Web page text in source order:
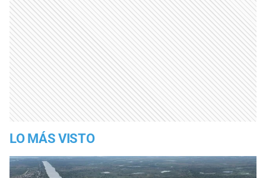
LO MÁS VISTO